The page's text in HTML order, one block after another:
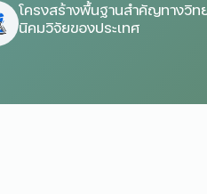
โครงสร้างพื้นฐานสำคัญทางวิท
นิคมวิจัยของประเทศ